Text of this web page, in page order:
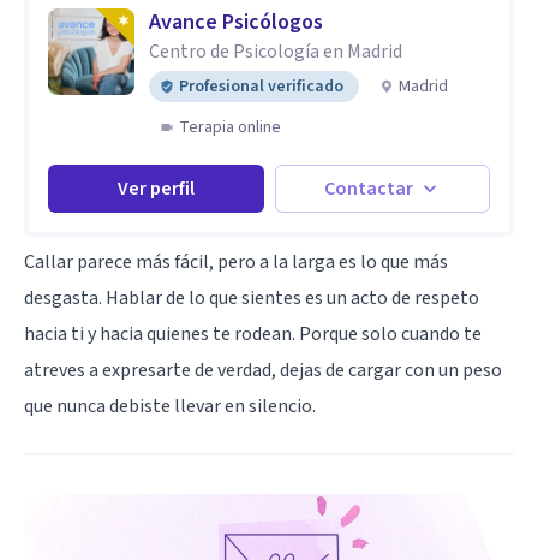
Avance Psicólogos
Centro de Psicología en Madrid
Profesional verificado
Madrid
Terapia online
Ver perfil Contactar
Callar parece más fácil, pero a la larga es lo que más
desgasta. Hablar de lo que sientes es un acto de respeto
hacia ti y hacia quienes te rodean. Porque solo cuando te
atreves a expresarte de verdad, dejas de cargar con un peso
que nunca debiste llevar en silencio.